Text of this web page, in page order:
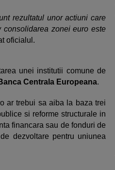
rezultatul unor actiuni care
zonei euro este
oficialul.
unei institutii comune de
Centrala Europeana.
ar trebui sa aiba la baza trei
si reforme structurale in
financara sau de fonduri de
dezvoltare pentru uniunea